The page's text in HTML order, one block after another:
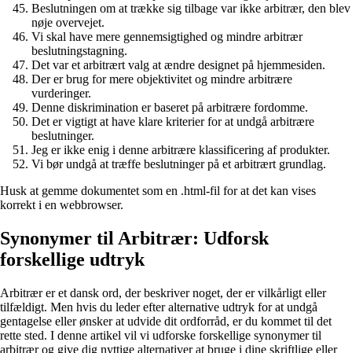
Beslutningen om at trække sig tilbage var ikke arbitrær, den blev
nøje overvejet.
Vi skal have mere gennemsigtighed og mindre arbitrær
beslutningstagning.
Det var et arbitrært valg at ændre designet på hjemmesiden.
Der er brug for mere objektivitet og mindre arbitrære
vurderinger.
Denne diskrimination er baseret på arbitrære fordomme.
Det er vigtigt at have klare kriterier for at undgå arbitrære
beslutninger.
Jeg er ikke enig i denne arbitrære klassificering af produkter.
Vi bør undgå at træffe beslutninger på et arbitrært grundlag.
Husk at gemme dokumentet som en .html-fil for at det kan vises
korrekt i en webbrowser.
Synonymer til Arbitrær: Udforsk
forskellige udtryk
Arbitrær er et dansk ord, der beskriver noget, der er vilkårligt eller
tilfældigt. Men hvis du leder efter alternative udtryk for at undgå
gentagelse eller ønsker at udvide dit ordforråd, er du kommet til det
rette sted. I denne artikel vil vi udforske forskellige synonymer til
arbitrær og give dig nyttige alternativer at bruge i dine skriftlige eller